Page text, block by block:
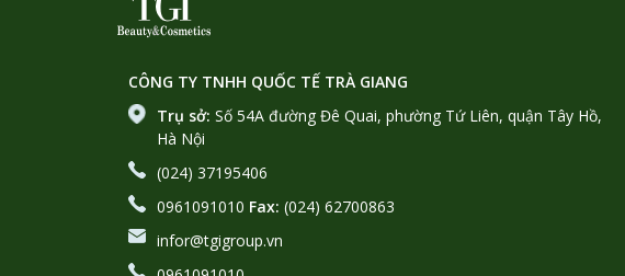
CÔNG TY TNHH QUỐC TẾ TRÀ GIANG
Trụ sở: Số 54A đường Đê Quai, phường Tứ Liên, quận Tây Hồ,
Hà Nội
(024) 37195406
0961091010 Fax: (024) 62700863
infor@tgigroup.vn